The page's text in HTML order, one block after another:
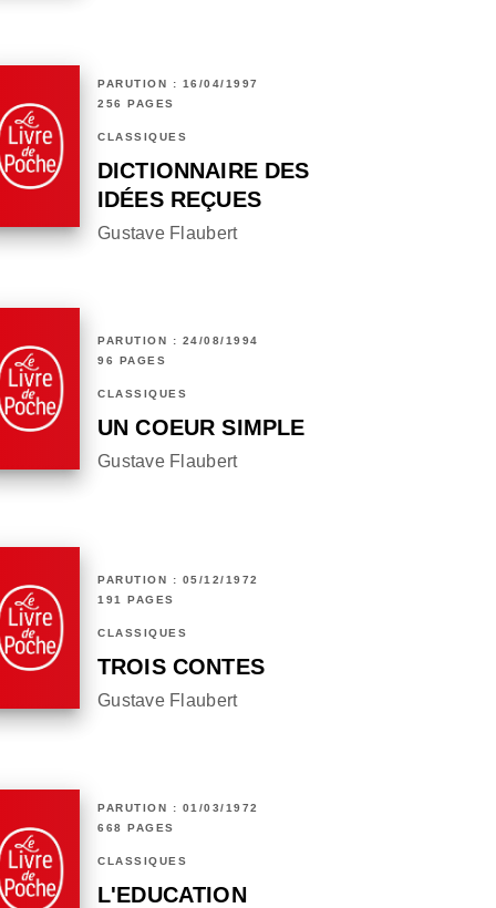
PARUTION : 16/04/1997
256 PAGES
CLASSIQUES
DICTIONNAIRE DES
IDÉES REÇUES
Gustave Flaubert
PARUTION : 24/08/1994
96 PAGES
CLASSIQUES
UN COEUR SIMPLE
Gustave Flaubert
PARUTION : 05/12/1972
191 PAGES
CLASSIQUES
TROIS CONTES
Gustave Flaubert
PARUTION : 01/03/1972
668 PAGES
CLASSIQUES
L'EDUCATION